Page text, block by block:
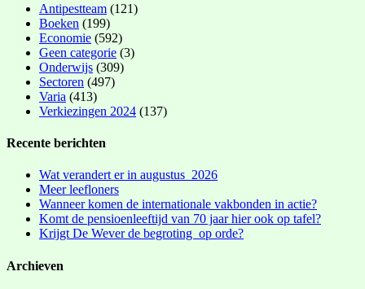
Antipestteam (121)
Boeken (199)
Economie (592)
Geen categorie (3)
Onderwijs (309)
Sectoren (497)
Varia (413)
Verkiezingen 2024 (137)
Recente berichten
Wat verandert er in augustus 2026
Meer leefloners
Wanneer komen de internationale vakbonden in actie?
Komt de pensioenleeftijd van 70 jaar hier ook op tafel?
Krijgt De Wever de begroting op orde?
Archieven